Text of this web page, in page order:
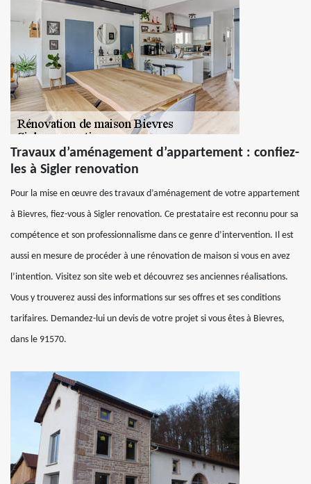
Travaux d’aménagement d’appartement : confiez-
les à Sigler renovation
Pour la mise en œuvre des travaux d’aménagement de votre appartement
à Bievres, fiez-vous à Sigler renovation. Ce prestataire est reconnu pour sa
compétence et son professionnalisme dans ce genre d’intervention. Il est
aussi en mesure de procéder à une rénovation de maison si vous en avez
l’intention. Visitez son site web et découvrez ses anciennes réalisations.
Vous y trouverez aussi des informations sur ses offres et ses conditions
tarifaires. Demandez-lui un devis de votre projet si vous êtes à Bievres,
dans le 91570.